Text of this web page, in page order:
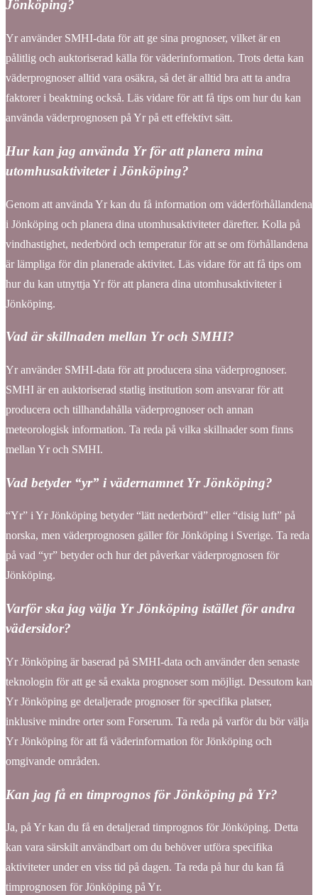
Jönköping?
Yr använder SMHI-data för att ge sina prognoser, vilket är en
pålitlig och auktoriserad källa för väderinformation. Trots detta kan
väderprognoser alltid vara osäkra, så det är alltid bra att ta andra
faktorer i beaktning också. Läs vidare för att få tips om hur du kan
använda väderprognosen på Yr på ett effektivt sätt.
Hur kan jag använda Yr för att planera mina
utomhusaktiviteter i Jönköping?
Genom att använda Yr kan du få information om väderförhållandena
i Jönköping och planera dina utomhusaktiviteter därefter. Kolla på
vindhastighet, nederbörd och temperatur för att se om förhållandena
är lämpliga för din planerade aktivitet. Läs vidare för att få tips om
hur du kan utnyttja Yr för att planera dina utomhusaktiviteter i
Jönköping.
Vad är skillnaden mellan Yr och SMHI?
Yr använder SMHI-data för att producera sina väderprognoser.
SMHI är en auktoriserad statlig institution som ansvarar för att
producera och tillhandahålla väderprognoser och annan
meteorologisk information. Ta reda på vilka skillnader som finns
mellan Yr och SMHI.
Vad betyder “yr” i vädernamnet Yr Jönköping?
“Yr” i Yr Jönköping betyder “lätt nederbörd” eller “disig luft” på
norska, men väderprognosen gäller för Jönköping i Sverige. Ta reda
på vad “yr” betyder och hur det påverkar väderprognosen för
Jönköping.
Varför ska jag välja Yr Jönköping istället för andra
vädersidor?
Yr Jönköping är baserad på SMHI-data och använder den senaste
teknologin för att ge så exakta prognoser som möjligt. Dessutom kan
Yr Jönköping ge detaljerade prognoser för specifika platser,
inklusive mindre orter som Forserum. Ta reda på varför du bör välja
Yr Jönköping för att få väderinformation för Jönköping och
omgivande områden.
Kan jag få en timprognos för Jönköping på Yr?
Ja, på Yr kan du få en detaljerad timprognos för Jönköping. Detta
kan vara särskilt användbart om du behöver utföra specifika
aktiviteter under en viss tid på dagen. Ta reda på hur du kan få
timprognosen för Jönköping på Yr.